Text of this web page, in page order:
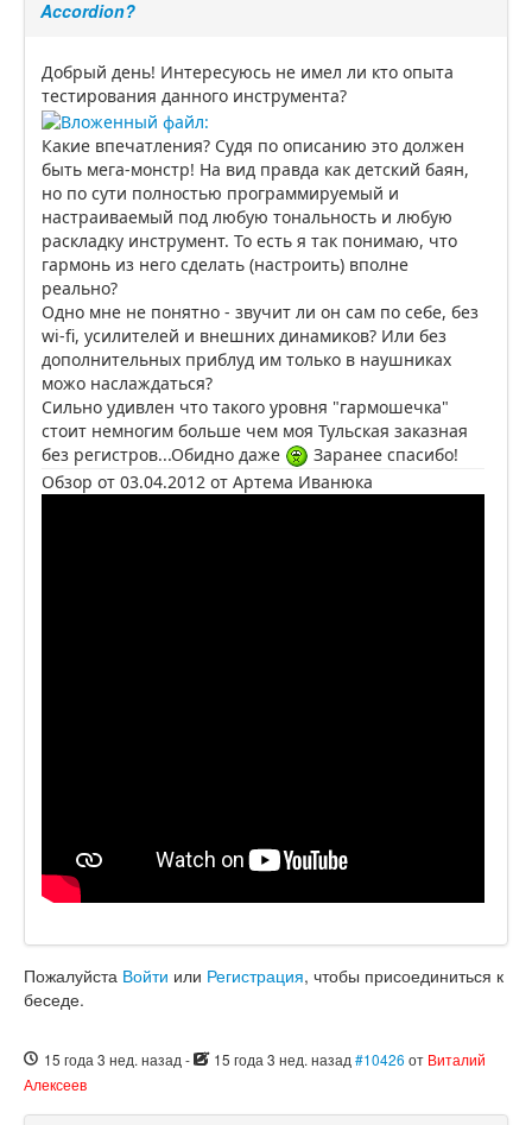
Accordion?
Добрый день! Интересуюсь не имел ли кто опыта
тестирования данного инструмента?
Какие впечатления? Судя по описанию это должен
быть мега-монстр! На вид правда как детский баян,
но по сути полностью программируемый и
настраиваемый под любую тональность и любую
раскладку инструмент. То есть я так понимаю, что
гармонь из него сделать (настроить) вполне
реально?
Одно мне не понятно - звучит ли он сам по себе, без
wi-fi, усилителей и внешних динамиков? Или без
дополнительных приблуд им только в наушниках
можо наслаждаться?
Сильно удивлен что такого уровня "гармошечка"
стоит немногим больше чем моя Тульская заказная
без регистров...Обидно даже
Заранее спасибо!
Обзор от 03.04.2012 от Артема Иванюка
Пожалуйста Войти или Регистрация, чтобы присоединиться к
беседе.
15 года 3 нед. назад - 15 года 3 нед. назад #10426 от Виталий
Алексеев